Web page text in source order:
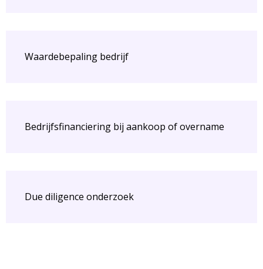
Waardebepaling bedrijf
Bedrijfsfinanciering bij aankoop of overname
Due diligence onderzoek